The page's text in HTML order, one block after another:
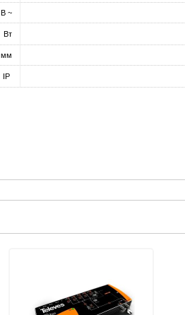
В ~
Вт
мм
IP